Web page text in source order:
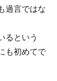
過言ではな
るという
も初めてで